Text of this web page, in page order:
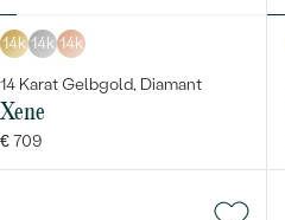
14k 14k 14k
14 Karat Gelbgold, Diamant
Xene
€ 709